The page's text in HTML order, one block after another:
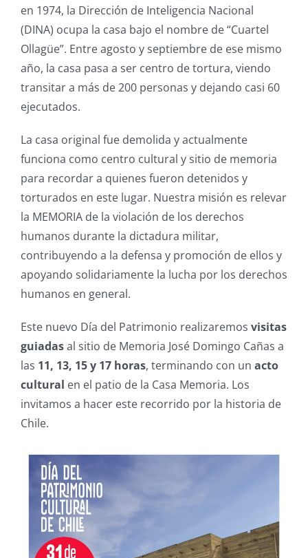
en 1974, la Dirección de Inteligencia Nacional
(DINA) ocupa la casa bajo el nombre de “Cuartel
Ollagüe”. Entre agosto y septiembre de ese mismo
año, la casa pasa a ser centro de tortura, viendo
transitar a más de 200 personas y dejando casi 60
ejecutados.
La casa original fue demolida y actualmente
funciona como centro cultural y sitio de memoria
para recordar a quienes fueron detenidos y
torturados en este lugar. Nuestra misión es relevar
la MEMORIA de la violación de los derechos
humanos durante la dictadura militar,
contribuyendo a la defensa y promoción de ellos y
apoyando solidariamente la lucha por los derechos
humanos en general.
Este nuevo Día del Patrimonio realizaremos visitas
guiadasal sitio de Memoria José Domingo Cañas a
las 11, 13, 15 y 17 horas, terminando con un acto
cultural en el patio de la Casa Memoria. Los
invitamos a hacer este recorrido por la historia de
Chile.